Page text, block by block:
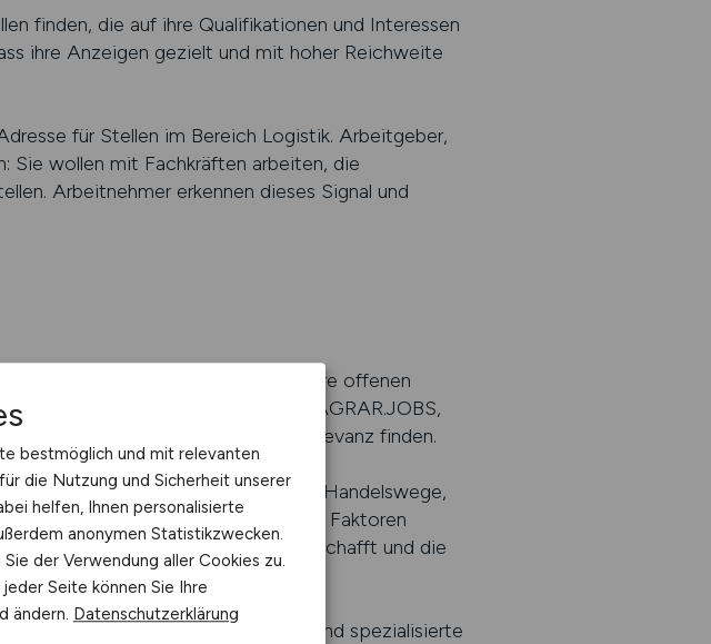
finden, die auf ihre Qualifikationen und Interessen
ihre Anzeigen gezielt und mit hoher Reichweite
für Stellen im Bereich Logistik. Arbeitgeber,
Sie wollen mit Fachkräften arbeiten, die
Arbeitnehmer erkennen dieses Signal und
Arbeitgeber, die hier ihre offenen
Arbeitnehmer verlassen sich auf AGRAR.JOBS,
Auswahl und die höchste Relevanz finden.
umfasst Kühlketten, internationale Handelswege,
benötigen Fachkräfte, die all diese Faktoren
Plattform, die diese Verknüpfung schafft und die
die Plattform als seriöse und spezialisierte
bestmöglich und mit relevanten
die Nutzung und Sicherheit unserer
helfen, Ihnen personalisierte
anonymen Statistikzwecken.
der Verwendung aller Cookies zu.
Seite können Sie Ihre
ändern. Datenschutzerklärung